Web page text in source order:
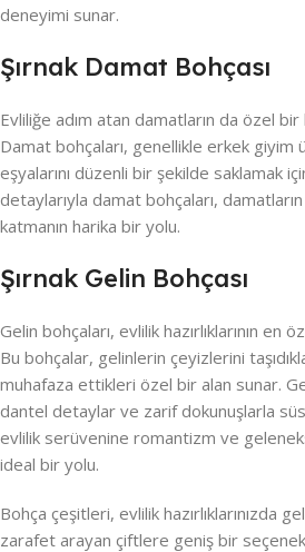
deneyimi sunar.
Şırnak Damat Bohçası
Evliliğe adım atan damatların da özel bir
Damat bohçaları, genellikle erkek giyim
eşyalarını düzenli bir şekilde saklamak
detaylarıyla damat bohçaları,
katmanın harika bir yolu.
Şırnak Gelin Bohçası
Gelin bohçaları, evlilik hazırlıklarının en
Bu bohçalar, gelinlerin çeyizlerini
muhafaza ettikleri özel bir alan sunar.
dantel detaylar ve zarif dokunuşlarla
evlilik serüvenine romantizm ve
ideal bir yolu.
Bohça çeşitleri, evlilik hazırlıklarınızda
zarafet arayan çiftlere geniş bir